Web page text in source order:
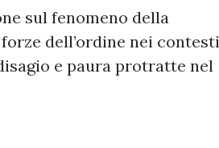
sul fenomeno della
dell’ordine nei contesti
e paura protratte nel